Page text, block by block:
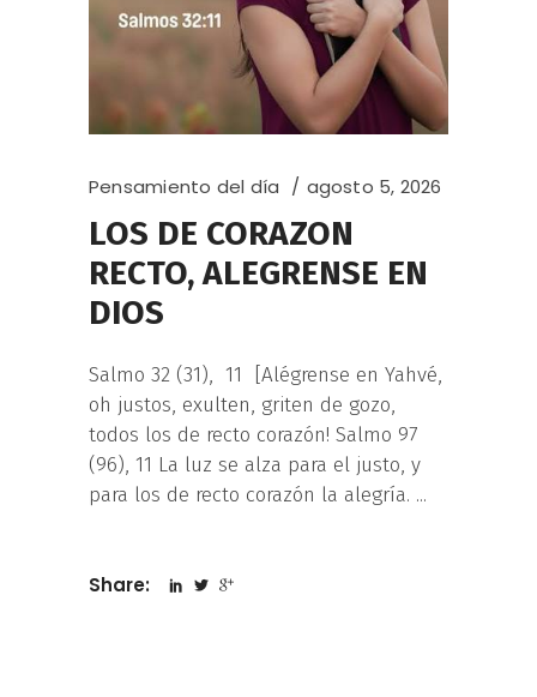
Pensamiento del día agosto 5, 2026
LOS DE CORAZON
RECTO, ALEGRENSE EN
DIOS
Salmo 32 (31), 11 [Alégrense en Yahvé,
oh justos, exulten, griten de gozo,
todos los de recto corazón! Salmo 97
(96), 11 La luz se alza para el justo, y
para los de recto corazón la alegría.
Share: